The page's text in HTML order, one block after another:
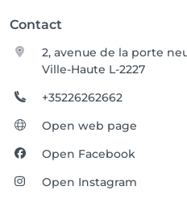
Contact
2, avenue de la porte
Ville-Haute L-2227
+35226262662
Open web page
Open Facebook
Open Instagram